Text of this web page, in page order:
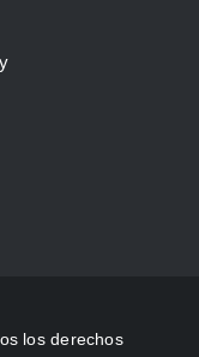
los derechos